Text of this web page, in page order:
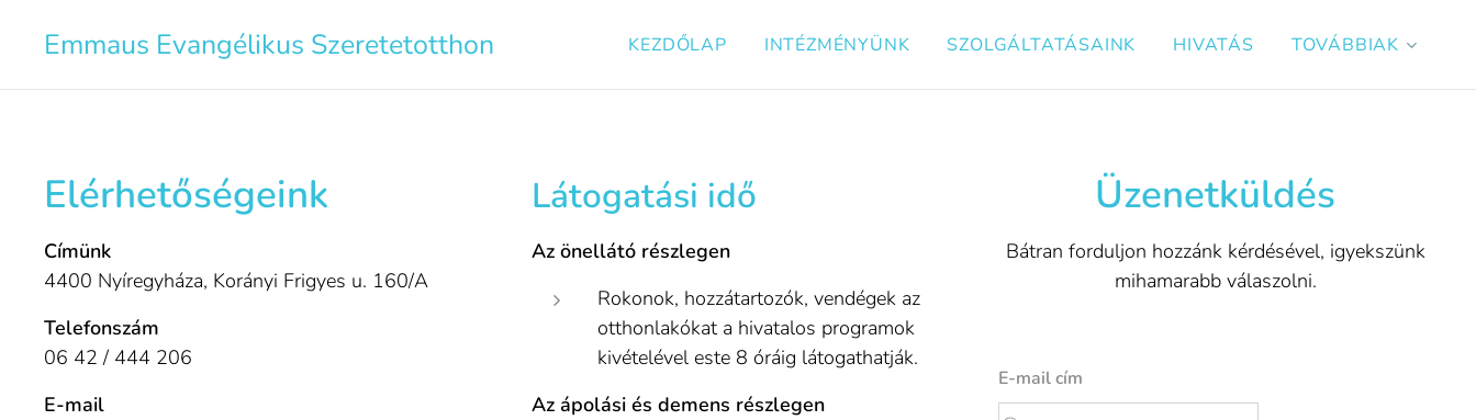
Emmaus Evangélikus Szeretetotthon KEZDŐLAP INTÉZMÉNYÜNK SZOLGÁLTATÁSAINK HIVATÁS TOVÁBBIAK
Elérhetőségeink
Címünk
4400 Nyíregyháza, Korányi Frigyes u. 160/A
Telefonszám
06 42 / 444 206
E-mail
Látogatási idő
Az önellátó részlegen
Rokonok, hozzátartozók, vendégek az
otthonlakókat a hivatalos programok
kivételével este 8 óráig látogathatják.
Az ápolási és demens részlegen
Üzenetküldés
Bátran forduljon hozzánk kérdésével, igyekszünk
mihamarabb válaszolni.
E-mail cím